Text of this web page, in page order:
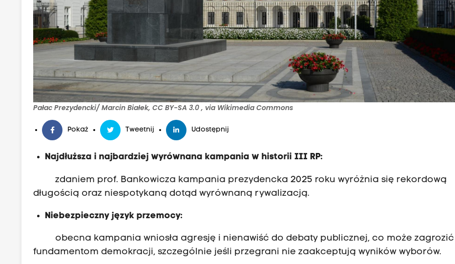
Pałac Prezydencki/ Marcin Białek, CC BY-SA 3.0, via Wikimedia Commons
Pokaż Tweetnij Udostępnij
Najdłuższa i najbardziej wyrównana kampania w historii III RP:
zdaniem prof. Bankowicza kampania prezydencka 2025 roku wyróżnia się rekordową
długością oraz niespotykaną dotąd wyrównaną rywalizacją.
Niebezpieczny język przemocy:
obecna kampania wniosła agresję i nienawiść do debaty publicznej, co może zagrozić
fundamentom demokracji, szczególnie jeśli przegrani nie zaakceptują wyników wyborów.